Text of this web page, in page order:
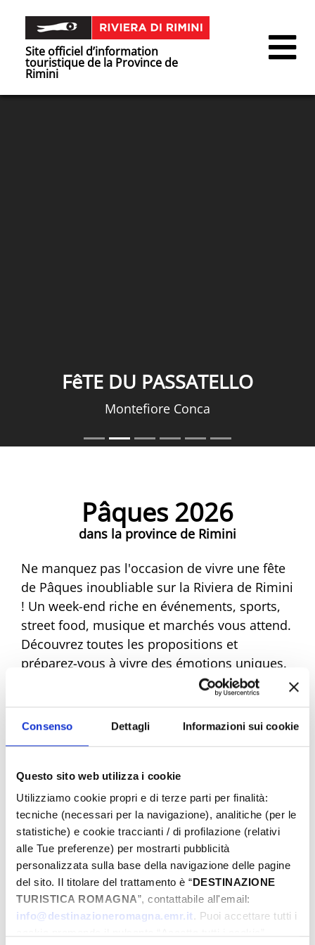
Consenso Dettagli Informazioni sui cookie
Questo sito web utilizza i cookie
Utilizziamo cookie propri e di terze parti per finalità:
tecniche (necessari per la navigazione), analitiche (per le
statistiche) e cookie traccianti / di profilazione (relativi
alle Tue preferenze) per mostrarti pubblicità
personalizzata sulla base della navigazione delle pagine
del sito. Il titolare del trattamento è “DESTINAZIONE
TURISTICA ROMAGNA”, contattabile all'email:
info@destinazioneromagna.emr.it. Puoi accettare tutti i
Site officiel d’information
touristique de la Province de
Rimini
FêTE DU PASSATELLO
Montefiore Conca
Pâques 2026
dans la province de Rimini
Ne manquez pas l'occasion de vivre une fête
de Pâques inoubliable sur la Riviera de Rimini
! Un week-end riche en événements, sports,
street food, musique et marchés vous attend.
Découvrez toutes les propositions et
préparez-vous à vivre des émotions uniques.
Réservez dès maintenant votre Pâques de
Du
Au